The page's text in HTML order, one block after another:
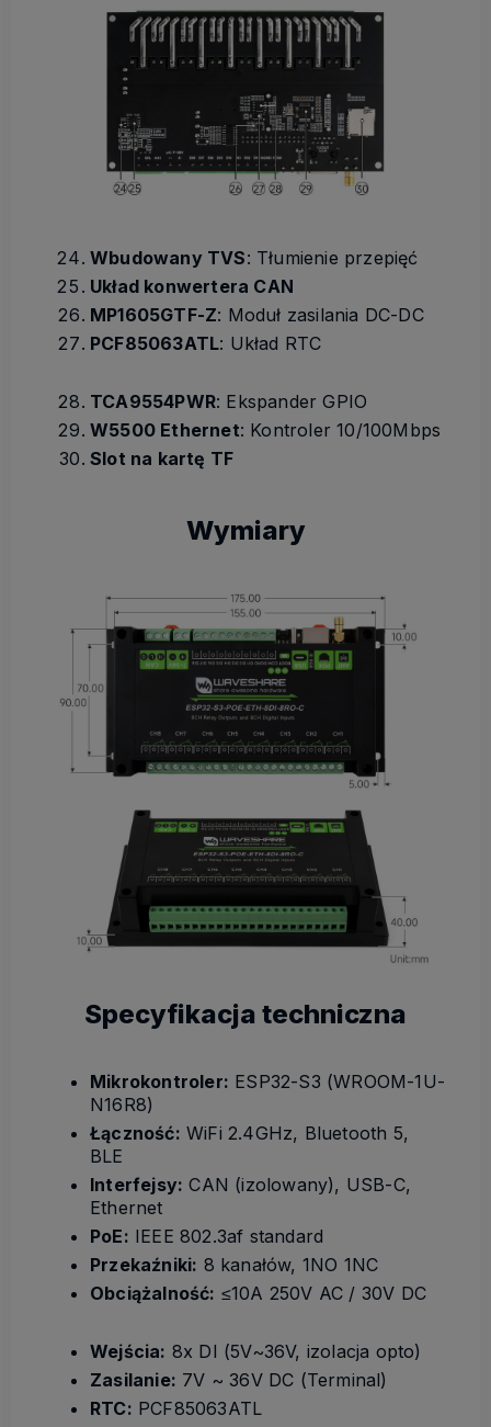
Wbudowany TVS: Tłumienie przepięć
Układ konwertera CAN
MP1605GTF-Z: Moduł zasilania DC-DC
PCF85063ATL: Układ RTC
TCA9554PWR: Ekspander GPIO
W5500 Ethernet: Kontroler 10/100Mbps
Slot na kartę TF
Wymiary
Specyfikacja techniczna
Mikrokontroler: ESP32-S3 (WROOM-1U-
N16R8)
Łączność: WiFi 2.4GHz, Bluetooth 5,
BLE
Interfejsy: CAN (izolowany), USB-C,
Ethernet
PoE: IEEE 802.3af standard
Przekaźniki: 8 kanałów, 1NO 1NC
Obciążalność: ≤10A 250V AC / 30V DC
Wejścia: 8x DI (5V~36V, izolacja opto)
Zasilanie: 7V ~ 36V DC (Terminal)
RTC: PCF85063ATL